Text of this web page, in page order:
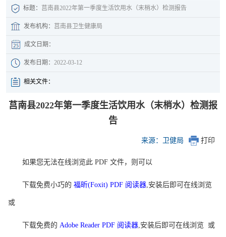
标题： 莒南县2022年第一季度生活饮用水（末梢水）检测报告
发布机构： 莒南县卫生健康局
成文日期：
发布日期： 2022-03-12
相关文件：
莒南县2022年第一季度生活饮用水（末梢水）检测报
告
来源：卫健局 打印
如果您无法在线浏览此 PDF 文件，则可以
下载免费小巧的 福昕(Foxit) PDF 阅读器 ,安装后即可在线浏览
或
下载免费的 Adobe Reader PDF 阅读器 ,安装后即可在线浏览 或